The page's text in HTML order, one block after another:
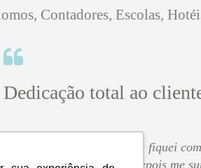
Contadores, Escolas,
Dedicação total ao
"Sinceramente, no início eu fiquei
contratar a empresa mas depois me